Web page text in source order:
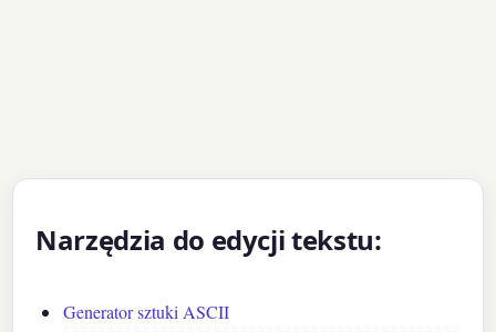
Narzędzia do edycji tekstu:
Generator sztuki ASCII